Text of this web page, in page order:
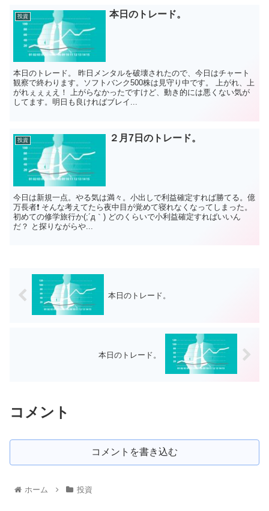
投資 本日のトレード。
本日のトレード。 昨日メンタルを破壊されたので、今日はチャート
観察で終わります。ソフトバンク500株は見守り中です。 上がれ、上
がれぇぇぇえ！ 上がらなかったですけど、動き的には悪くない気が
してます。明日も良ければブレイ...
投資 ２月7日のトレード。
今日は新規一点。やる気は満々。小出しで利益確定すれば勝てる。億
万長者❗ そんな考えてたら夜中目が覚めて寝れなくなってしまった。
初めての修学旅行か(;´д｀) どのくらいで小利益確定すればいいん
だ？ と探りながらや...
本日のトレード。
本日のトレード。
コメント
コメントを書き込む
ホーム 投資